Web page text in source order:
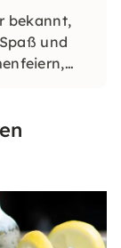
bekannt,
und